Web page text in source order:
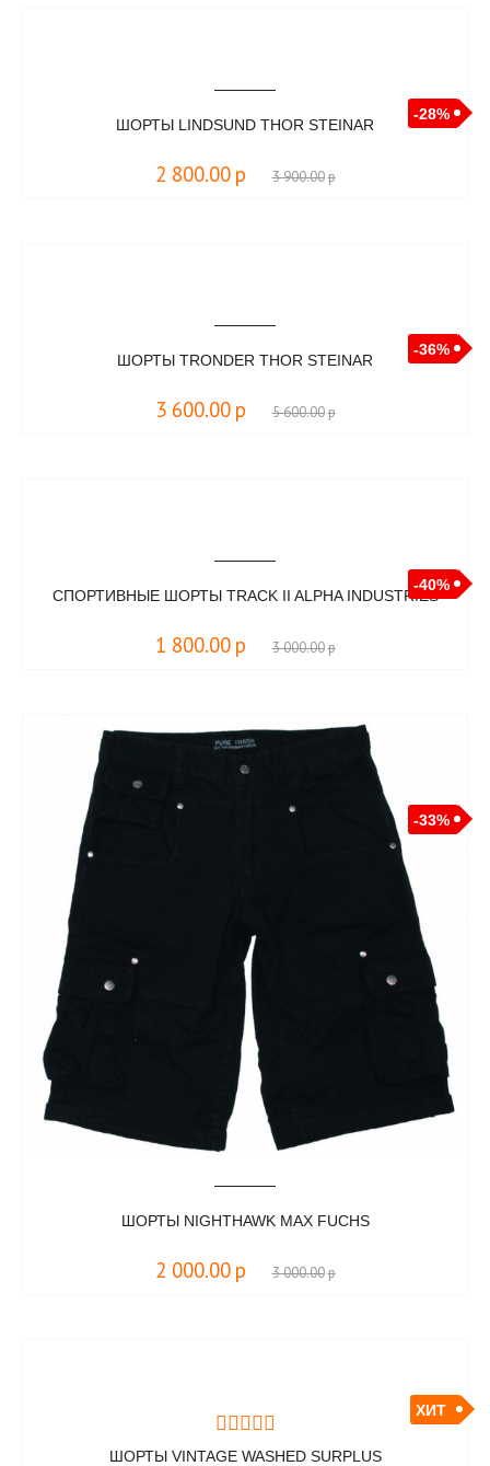
-28%
ШОРТЫ LINDSUND THOR STEINAR
2 800.00 р 3 900.00р
-36%
ШОРТЫ TRONDER THOR STEINAR
3 600.00 р 5 600.00р
-40%
СПОРТИВНЫЕ ШОРТЫ TRACK II ALPHA INDUSTRIES
1 800.00 р 3 000.00р
-33%
ШОРТЫ NIGHTHAWK MAX FUCHS
2 000.00 р 3 000.00р
ХИТ
ШОРТЫ VINTAGE WASHED SURPLUS